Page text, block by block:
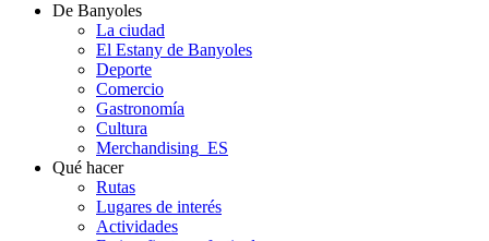
De Banyoles
La ciudad
El Estany de Banyoles
Deporte
Comercio
Gastronomía
Cultura
Merchandising_ES
Qué hacer
Rutas
Lugares de interés
Actividades